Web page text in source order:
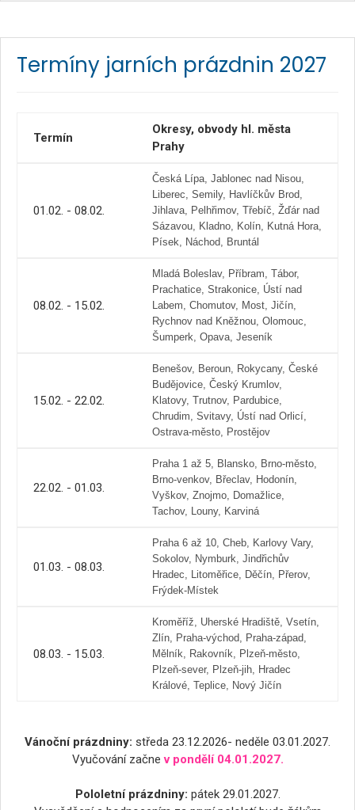
Termíny jarních prázdnin 2027
Termín
Okresy, obvody hl. města
Prahy
01.02. - 08.02.
Česká Lípa, Jablonec nad Nisou,
Liberec, Semily, Havlíčkův Brod,
Jihlava, Pelhřimov, Třebíč, Žďár nad
Sázavou, Kladno, Kolín, Kutná Hora,
Písek, Náchod, Bruntál
08.02. - 15.02.
Mladá Boleslav, Příbram, Tábor,
Prachatice, Strakonice, Ústí nad
Labem, Chomutov, Most, Jičín,
Rychnov nad Kněžnou, Olomouc,
Šumperk, Opava, Jeseník
15.02. - 22.02.
Benešov, Beroun, Rokycany, České
Budějovice, Český Krumlov,
Klatovy, Trutnov, Pardubice,
Chrudim, Svitavy, Ústí nad Orlicí,
Ostrava-město, Prostějov
22.02. - 01.03.
Praha 1 až 5, Blansko, Brno-město,
Brno-venkov, Břeclav, Hodonín,
Vyškov, Znojmo, Domažlice,
Tachov, Louny, Karviná
01.03. - 08.03.
Praha 6 až 10, Cheb, Karlovy Vary,
Sokolov, Nymburk, Jindřichův
Hradec, Litoměřice, Děčín, Přerov,
Frýdek-Místek
08.03. - 15.03.
Kroměříž, Uherské Hradiště, Vsetín,
Zlín, Praha-východ, Praha-západ,
Mělník, Rakovník, Plzeň-město,
Plzeň-sever, Plzeň-jih, Hradec
Králové, Teplice, Nový Jičín
Vánoční prázdniny: středa 23.12.2026- neděle 03.01.2027.
Vyučování začnev pondělí 04.01.2027.
Pololetní prázdniny: pátek 29.01.2027.